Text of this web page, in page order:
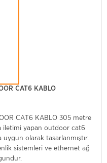
CAT6 KABLO
CAT6 KABLO 305 metre
iletimi yapan outdoor cat6
olarak tasarlanmıştır.
sistemleri ve ethernet ağ